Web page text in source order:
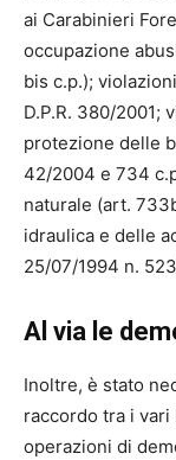
ai Carabinieri
occupazione
bis c.p.);
D.P.R. 380/2001;
protezione delle
42/2004 e 734
naturale (art.
idraulica e delle
25/07/1994 n.
Al via le
Inoltre, è stato
raccordo tra i
operazioni di